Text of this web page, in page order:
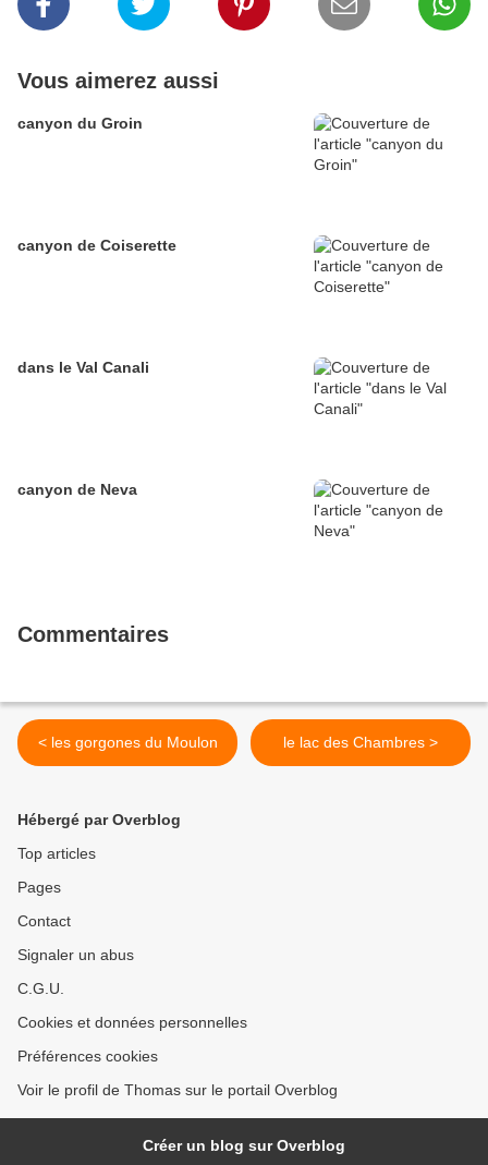
Vous aimerez aussi
canyon du Groin
canyon de Coiserette
dans le Val Canali
canyon de Neva
Commentaires
< les gorgones du Moulon le lac des Chambres >
Hébergé par Overblog
Top articles
Pages
Contact
Signaler un abus
C.G.U.
Cookies et données personnelles
Préférences cookies
Voir le profil de Thomas sur le portail Overblog
Créer un blog sur Overblog